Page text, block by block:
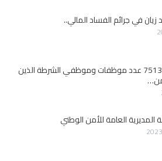
في جرائم الفساد المالي..
بلاغ أمني..7513 عدد موظفات وموظفي الشرطة الذين
المديرية العامة للأمن الوطني